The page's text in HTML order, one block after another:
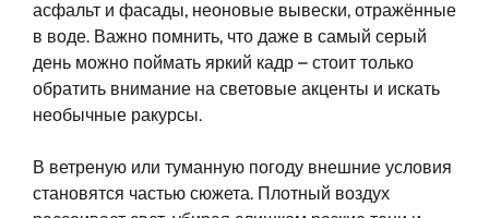
асфальт и фасады, неоновые вывески, отражённые
в воде. Важно помнить, что даже в самый серый
день можно поймать яркий кадр – стоит только
обратить внимание на световые акценты и искать
необычные ракурсы.
В ветреную или туманную погоду внешние условия
становятся частью сюжета. Плотный воздух